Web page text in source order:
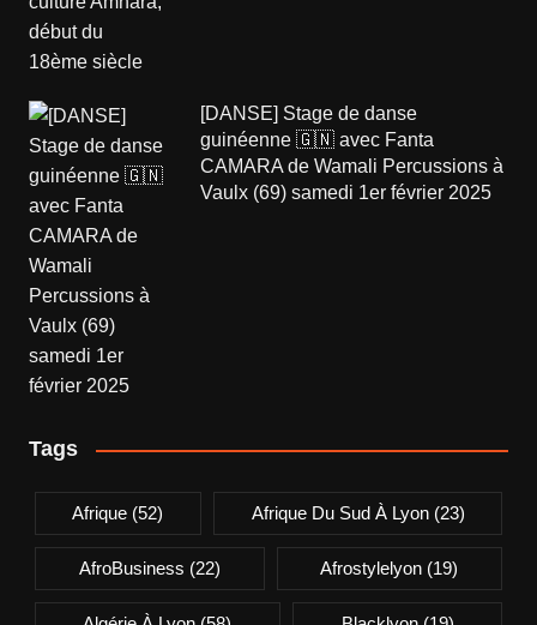
[DANSE] Stage de danse
guinéenne 🇬🇳 avec Fanta
CAMARA de Wamali Percussions à
Vaulx (69) samedi 1er février 2025
Tags
Afrique (52) Afrique Du Sud À Lyon(23)
AfroBusiness (22) Afrostylelyon (19)